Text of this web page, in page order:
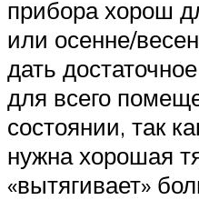
прибора хорош
или осенне/
дать
для всего
состоянии, так
нужна хорошая
«вытягивает»